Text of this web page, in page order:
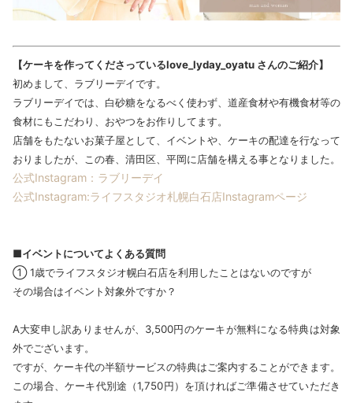
【ケーキを作ってくださっているlove_lyday_oyatu さんのご紹介】
初めまして、ラブリーデイです。
ラブリーデイでは、白砂糖をなるべく使わず、道産食材や有機食材等の
食材にもこだわり、おやつをお作りしてます。
店舗をもたないお菓子屋として、イベントや、ケーキの配達を行なって
おりましたが、この春、清田区、平岡に店舗を構える事となりました。
公式Instagram：ラブリーデイ
公式Instagram:ライフスタジオ札幌白石店Instagramページ
■イベントについてよくある質問
① 1歳でライフスタジオ幌白石店を利用したことはないのですが
その場合はイベント対象外ですか？
A大変申し訳ありませんが、3,500円のケーキが無料になる特典は対象
外でございます。
ですが、ケーキ代の半額サービスの特典はご案内することができます。
この場合、ケーキ代別途（1,750円）を頂ければご準備させていただき